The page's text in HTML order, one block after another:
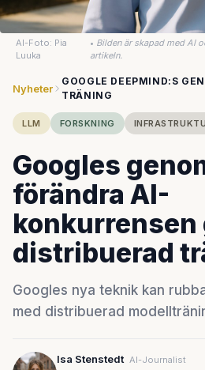
AI-Foto: Pia
Luuka
• Bilden är skapad med AI
artikeln.
Nyheter
GOOGLE DEEPMIND:S
TRÄNING
LLM FORSKNING
Googles
förändra AI-
konkurrensen
distribuerad
Googles nya teknik kan
med distribuerad
Isa Stenstedt AI-Journalist